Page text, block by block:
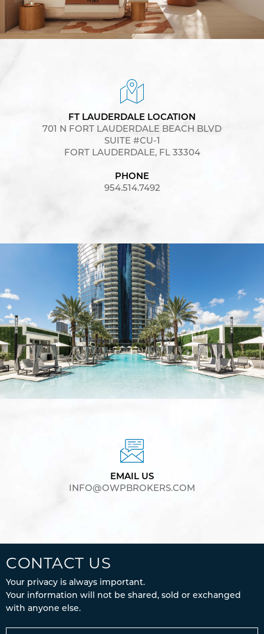
FT LAUDERDALE LOCATION
701 N FORT LAUDERDALE BEACH BLVD
SUITE #CU-1
FORT LAUDERDALE, FL 33304
PHONE
954.514.7492
EMAIL US
INFO@OWPBROKERS.COM
CONTACT US
Your privacy is always important.
Your information will not be shared, sold or exchanged
with anyone else.